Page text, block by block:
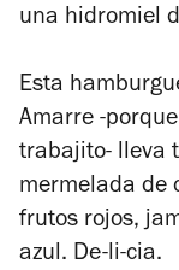
una hidromiel
Esta
Amarre -
trabajito- lleva
mermelada de
frutos rojos,
azul. De-li-cia.